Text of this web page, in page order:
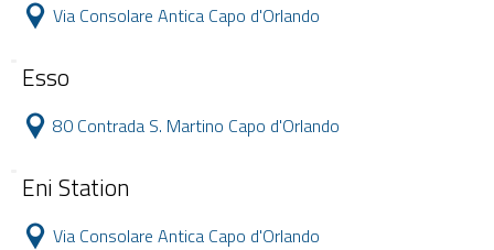
Via Consolare Antica Capo d'Orlando
Esso
80 Contrada S. Martino Capo d'Orlando
Eni Station
Via Consolare Antica Capo d'Orlando